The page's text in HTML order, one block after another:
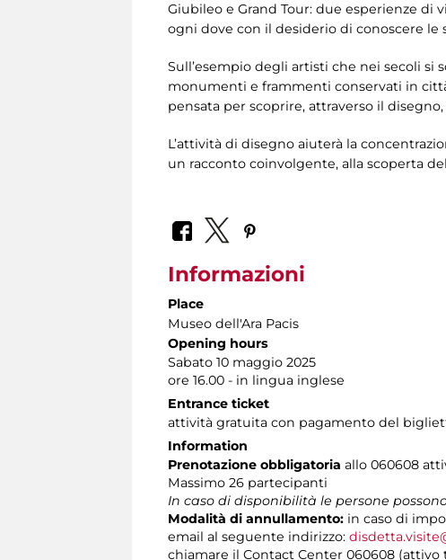
Giubileo e Grand Tour: due esperienze
ogni dove con il desiderio di conoscere
Sull’esempio degli artisti che nei secoli
monumenti e frammenti conservati in
pensata per scoprire, attraverso il
L’attività di disegno aiuterà la
un racconto coinvolgente, alla scoperta
Informazioni
Place
Museo dell'Ara Pacis
Opening hours
Sabato 10 maggio 2025
ore 16.00 - in lingua inglese
Entrance ticket
attività gratuita con pagamento del
Information
Prenotazione obbligatoria allo 060608
Massimo 26 partecipanti
In caso di disponibilità le persone
Modalità di annullamento: in caso di
email al seguente indirizzo:
chiamare il Contact Center 060608 (attivo